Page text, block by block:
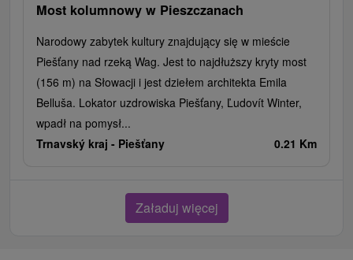
Most kolumnowy w Pieszczanach
Narodowy zabytek kultury znajdujący się w mieście
Piešťany nad rzeką Wag. Jest to najdłuższy kryty most
(156 m) na Słowacji i jest dziełem architekta Emila
Belluša. Lokator uzdrowiska Piešťany, Ľudovít Winter,
wpadł na pomysł...
Trnavský kraj - Piešťany 0.21 Km
Załaduj więcej